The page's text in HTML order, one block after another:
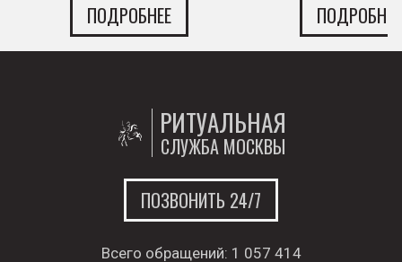
ПОДРОБНЕЕ ПОДРОБНЕЕ
РИТУАЛЬНАЯ
СЛУЖБА МОСКВЫ
ПОЗВОНИТЬ 24/7
Всего обращений: 1 057 414